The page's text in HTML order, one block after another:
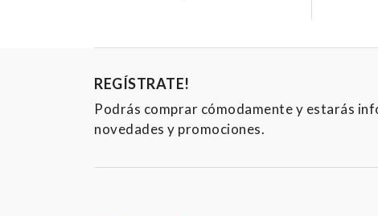
REGÍSTRATE!
Podrás comprar cómodamente y estarás
novedades y promociones.